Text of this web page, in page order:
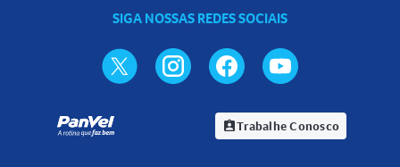
SIGA NOSSAS REDES SOCIAIS
assignment_indTrabalhe Conosco